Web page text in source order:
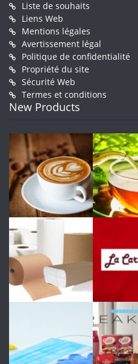
Liste de souhaits
Liens Web
Mentions légales
Avertissement légal
Politique de confidentialité
Propriété du site
Sécurité Web
Termes et conditions
New Products